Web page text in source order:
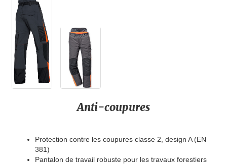
Anti-coupures
Protection contre les coupures classe 2, design A (EN
381)
Pantalon de travail robuste pour les travaux forestiers